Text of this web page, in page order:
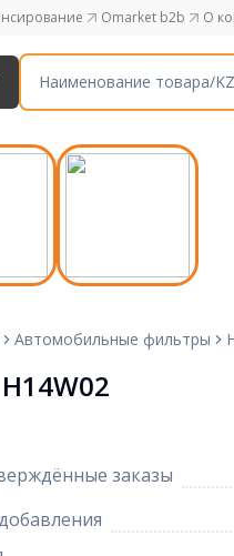
Omarket b2b О
Автомобильные фильтры
заказы